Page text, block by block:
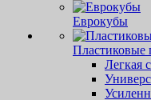
Еврокубы
Пластиковые
Легкая